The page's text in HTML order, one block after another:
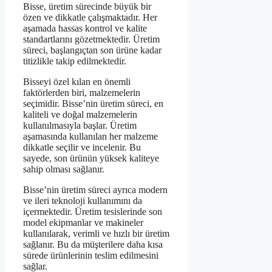
Bisse, üretim sürecinde büyük bir
özen ve dikkatle çalışmaktadır. Her
aşamada hassas kontrol ve kalite
standartlarını gözetmektedir. Üretim
süreci, başlangıçtan son ürüne kadar
titizlikle takip edilmektedir.
Bisseyi özel kılan en önemli
faktörlerden biri, malzemelerin
seçimidir. Bisse’nin üretim süreci, en
kaliteli ve doğal malzemelerin
kullanılmasıyla başlar. Üretim
aşamasında kullanılan her malzeme
dikkatle seçilir ve incelenir. Bu
sayede, son ürünün yüksek kaliteye
sahip olması sağlanır.
Bisse’nin üretim süreci ayrıca modern
ve ileri teknoloji kullanımını da
içermektedir. Üretim tesislerinde son
model ekipmanlar ve makineler
kullanılarak, verimli ve hızlı bir üretim
sağlanır. Bu da müşterilere daha kısa
sürede ürünlerinin teslim edilmesini
sağlar.